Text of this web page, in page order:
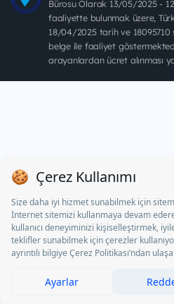
Bürosu Olarak 13/05/2025 -
faaliyette bulunmak üzere,
18/04/2025 tarih ve 18095710
belge ile faaliyet
arayanlardan ücret alınması